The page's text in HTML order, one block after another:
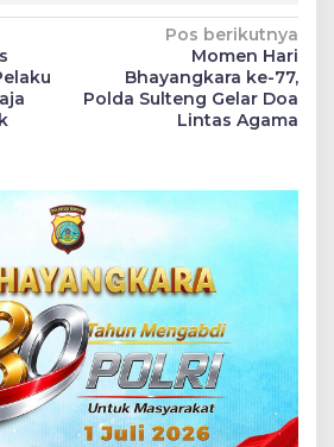
Pos berikutnya
Momen Hari
Bhayangkara ke-77,
Polda Sulteng Gelar Doa
Lintas Agama